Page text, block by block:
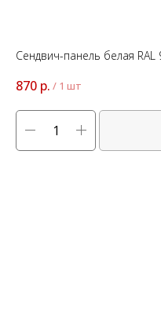
Сендвич-панель белая
870 р. / 1 шт